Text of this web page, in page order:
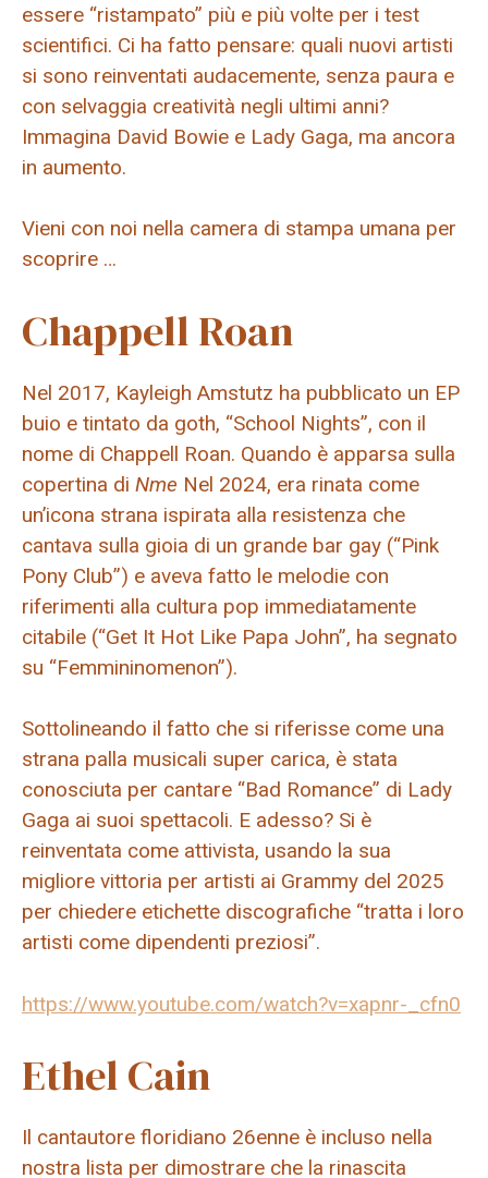
essere “ristampato” più e più volte per i test
scientifici. Ci ha fatto pensare: quali nuovi artisti
si sono reinventati audacemente, senza paura e
con selvaggia creatività negli ultimi anni?
Immagina David Bowie e Lady Gaga, ma ancora
in aumento.
Vieni con noi nella camera di stampa umana per
scoprire …
Chappell Roan
Nel 2017, Kayleigh Amstutz ha pubblicato un EP
buio e tintato da goth, “School Nights”, con il
nome di Chappell Roan. Quando è apparsa sulla
copertina di Nme Nel 2024, era rinata come
un’icona strana ispirata alla resistenza che
cantava sulla gioia di un grande bar gay (“Pink
Pony Club”) e aveva fatto le melodie con
riferimenti alla cultura pop immediatamente
citabile (“Get It Hot Like Papa John”, ha segnato
su “Femmininomenon”).
Sottolineando il fatto che si riferisse come una
strana palla musicali super carica, è stata
conosciuta per cantare “Bad Romance” di Lady
Gaga ai suoi spettacoli. E adesso? Si è
reinventata come attivista, usando la sua
migliore vittoria per artisti ai Grammy del 2025
per chiedere etichette discografiche “tratta i loro
artisti come dipendenti preziosi”.
https://www.youtube.com/watch?v=xapnr-_cfn0
Ethel Cain
Il cantautore floridiano 26enne è incluso nella
nostra lista per dimostrare che la rinascita